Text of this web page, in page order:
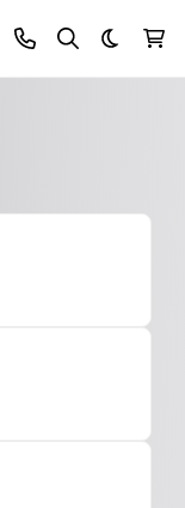
Темная